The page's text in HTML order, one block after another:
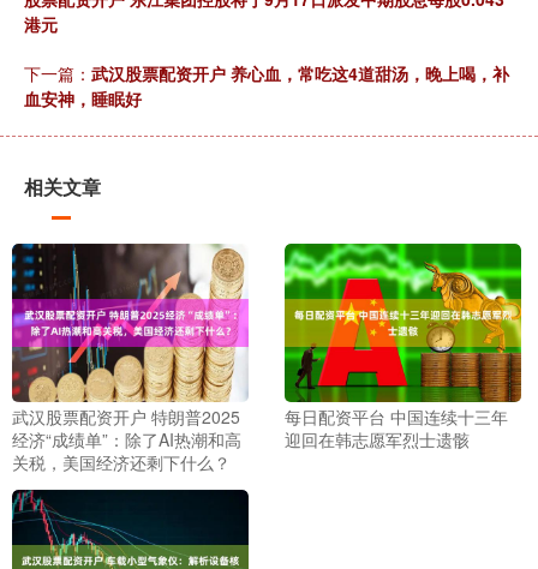
港元
下一篇： 武汉股票配资开户 养心血，常吃这4道甜汤，晚上喝，补
血安神，睡眠好
相关文章
武汉股票配资开户 特朗普2025
经济“成绩单”：除了AI热潮和高
关税，美国经济还剩下什么？
每日配资平台 中国连续十三年
迎回在韩志愿军烈士遗骸